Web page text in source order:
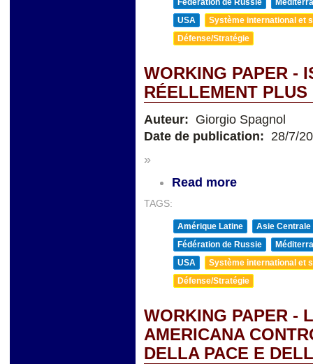
Fédération de Russie
USA
Système international et
Défense/Stratégie
WORKING PAPER -
RÉELLEMENT
Auteur: Giorgio Spagnol
Date de publication: 28/7/
»
Read more
TAGS:
Amérique Latine
Asie Centrale
Fédération de Russie
USA
Système international et
Défense/Stratégie
WORKING PAPER -
AMERICANA
DELLA PACE E